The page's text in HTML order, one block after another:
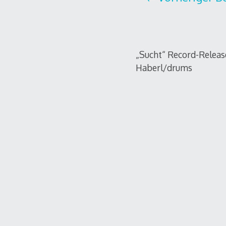
„Sucht“ Record-
Haberl/drums